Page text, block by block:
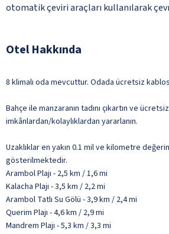
otomatik çeviri araçları kullanılarak
Otel Hakkında
8 klimalı oda mevcuttur. Odada ücretsiz
Bahçe ile manzaranın tadını çıkartın ve
imkânlardan/kolaylıklardan yararlanın.
Uzaklıklar en yakın 0.1 mil ve kilometre
gösterilmektedir.
Arambol Plajı - 2,5 km / 1,6 mi
Kalacha Plajı - 3,5 km / 2,2 mi
Arambol Tatlı Su Gölü - 3,9 km / 2,4 mi
Querim Plajı - 4,6 km / 2,9 mi
Mandrem Plajı - 5,3 km / 3,3 mi